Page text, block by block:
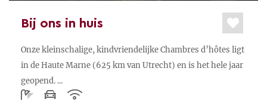
Bij ons in huis
Onze kleinschalige, kindvriendelijke Chambres d’hôtes ligt
in de Haute Marne (625 km van Utrecht) en is het hele jaar
geopend. ...